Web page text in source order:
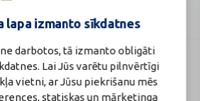
lapa izmanto sīkdatnes
darbotos, tā izmanto obligāti
Lai Jūs varētu pilnvērtīgi
vietni, ar Jūsu piekrišanu mēs
statiskas un mārketinga
un uz to attiecas „Google“
Licence
Licences numurs: A00010
E-aptiekas kontakti